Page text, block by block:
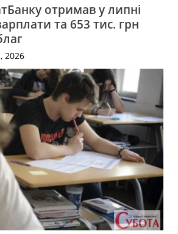
отримав у липні
та 653 тис. грн
2026